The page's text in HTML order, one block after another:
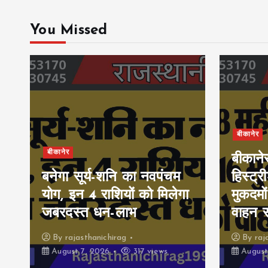
You Missed
बीकानेर
बनेगा सूर्य-शनि का नवपंचम
योग, इन 4 राशियों को मिलेगा
जबरदस्त धन-लाभ
By rajasthanichirag
August 7, 2026
317 views
बीकानेर
वाहन
By